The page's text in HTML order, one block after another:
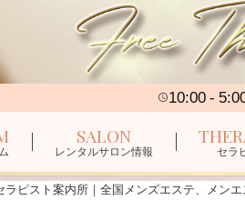
10:00
SALON
レンタルサロン情報 セラ
ラピスト案内所｜全国メンズエステ、メンエ